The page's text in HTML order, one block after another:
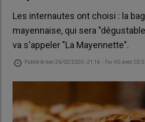
Les internautes ont choisi : la
mayennaise, qui sera
va s'appeler "La Mayennette".
Publié le mer 26/02/2020 - 21:16 - ParVG avec CD